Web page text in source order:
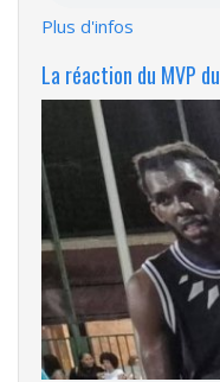
Plus d'infos
La réaction du MVP